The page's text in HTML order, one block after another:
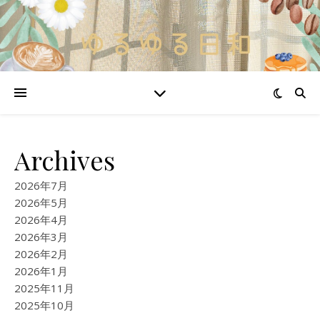
Archives
2026年7月
2026年5月
2026年4月
2026年3月
2026年2月
2026年1月
2025年11月
2025年10月